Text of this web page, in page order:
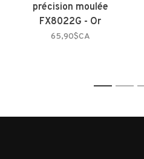
précision moulée
FX8022G - Or
65,90$CA
1 2